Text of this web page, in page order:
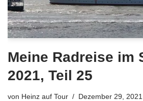
Meine Radreise im
2021, Teil 25
von Heinz auf Tour Dezember 29, 2021